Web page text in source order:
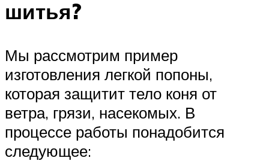
шитья?
Мы рассмотрим пример
изготовления легкой попоны,
которая защитит тело коня от
ветра, грязи, насекомых. В
процессе работы понадобится
следующее: